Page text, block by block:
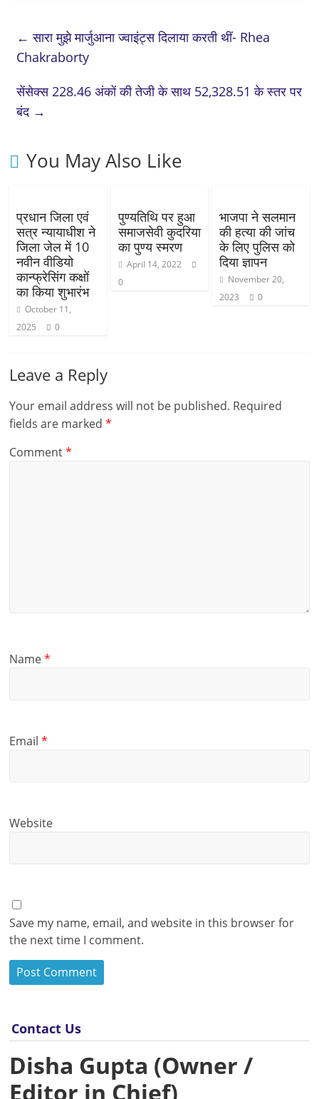
← सारा मुझे मार्जुआना ज्वाइंट्स दिलाया करती थीं- Rhea
Chakraborty
सेंसेक्स 228.46 अंकों की तेजी के साथ 52,328.51 के स्तर पर
बंद →
You May Also Like
प्रधान जिला एवं
सत्र न्यायाधीश ने
जिला जेल में 10
नवीन वीडियो
कान्फ्रेसिंग कक्षों
का किया शुभारंभ
October 11,
2025
0
पुण्यतिथि पर हुआ
समाजसेवी कुदरिया
का पुण्य स्मरण
April 14, 2022
0
भाजपा ने सलमान
की हत्या की जांच
के लिए पुलिस को
दिया ज्ञापन
November 20,
2023
0
Leave a Reply
Your email address will not be published. Required
fields are marked*
Comment*
Name*
Email*
Website
Save my name, email, and website in this browser for
the next time I comment.
Contact Us
Disha Gupta (Owner /
Editor in Chief)